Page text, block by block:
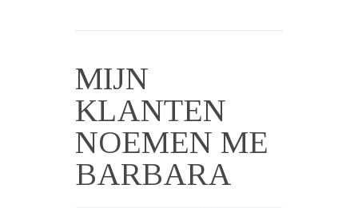
MIJN
KLANTEN
NOEMEN ME
BARBARA